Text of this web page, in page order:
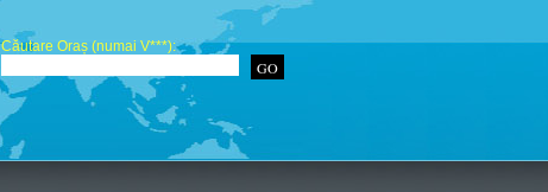
Căutare Oraș (numai V***):